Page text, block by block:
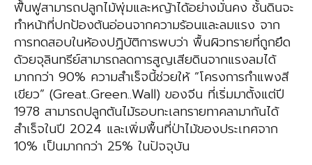
ฟื้นฟูสามารถปลูกไม้พุ่มและหญ้าได้อย่างมั่นคง ชั้นดินจะ
ทำหน้าที่ปกป้องต้นอ่อนจากความร้อนและลมแรง จาก
การทดสอบในห้องปฏิบัติการพบว่า พื้นผิวทรายที่ถูกยึด
ด้วยจุลินทรีย์สามารถลดการสูญเสียดินจากแรงลมได้
มากกว่า 90% ความสำเร็จนี้ช่วยให้ “โครงการกำแพงสี
เขียว” (Great..Green..Wall) ของจีน ที่เริ่มมาตั้งแต่ปี
1978 สามารถปลูกต้นไม้รอบทะเลทรายทาคลามากันได้
สำเร็จในปี 2024 และเพิ่มพื้นที่ป่าไม้ของประเทศจาก
10% เป็นมากกว่า 25% ในปัจจุบัน